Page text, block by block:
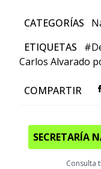
CATEGORÍAS
ETIQUETAS
Carlos Alvarado
COMPARTIR
SECRETARÍA
Consulta